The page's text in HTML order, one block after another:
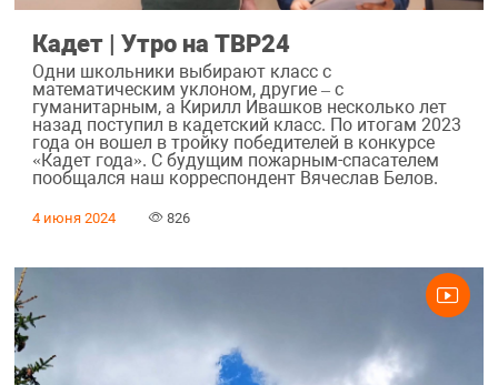
Кадет | Утро на ТВР24
Одни школьники выбирают класс с
математическим уклоном, другие – с
гуманитарным, а Кирилл Ивашков несколько лет
назад поступил в кадетский класс. По итогам 2023
года он вошел в тройку победителей в конкурсе
«Кадет года». С будущим пожарным-спасателем
пообщался наш корреспондент Вячеслав Белов.
4 июня 2024 826